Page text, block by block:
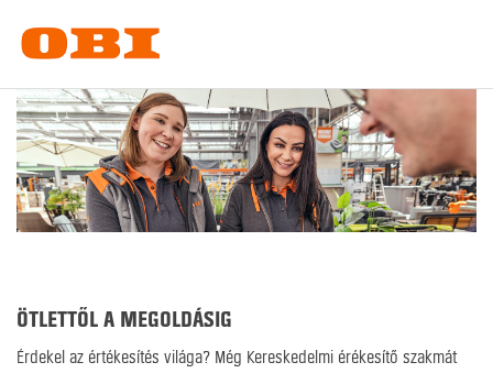
ÖTLETTŐL A MEGOLDÁSIG
Érdekel az értékesítés világa? Még Kereskedelmi érékesítő szakmát